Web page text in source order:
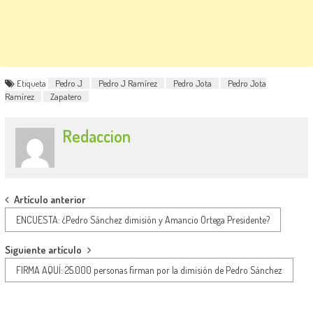
Etiqueta Pedro J Pedro J Ramírez Pedro Jota
Pedro Jota
Ramírez
Zapatero
Redaccion
Post
navigation
Artículo anterior
ENCUESTA: ¿Pedro Sánchez dimisión y Amancio Ortega Presidente?
Siguiente artículo
FIRMA AQUÍ: 25.000 personas firman por la dimisión de Pedro Sánchez